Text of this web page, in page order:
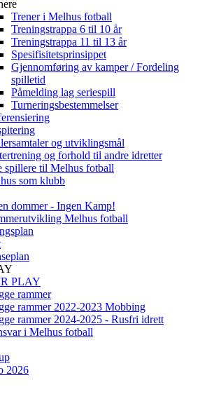
Trener i Melhus fotball
Treningstrappa 6 til 10 år
Treningstrappa 11 til 13 år
Spesifisitetsprinsippet
Gjennomføring av kamper / Fordeling
spilletid
Påmelding lag seriespill
Turneringsbestemmelser
og utviklingsmål
og forhold til andre idretter
spillere til Melhus fotball
som klubb
dommer - Ingen Kamp!
Melhus fotball
PLAY
rammer
rammer 2022-2023 Mobbing
rammer 2024-2025 - Rusfri idrett
i Melhus fotball
2026